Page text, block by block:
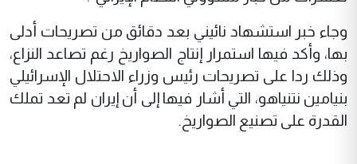
وجاء خبر استشهاد نائيني بعد دقائق من تصريحات أدلى
بها، وأكد فيها استمرار إنتاج الصواريخ رغم تصاعد النزاع،
وذلك ردا على تصريحات رئيس وزراء الاحتلال الإسرائيلي
بنيامين نتنياهو، التي أشار فيها إلى أن إيران لم تعد تملك
القدرة على تصنيع الصواريخ.